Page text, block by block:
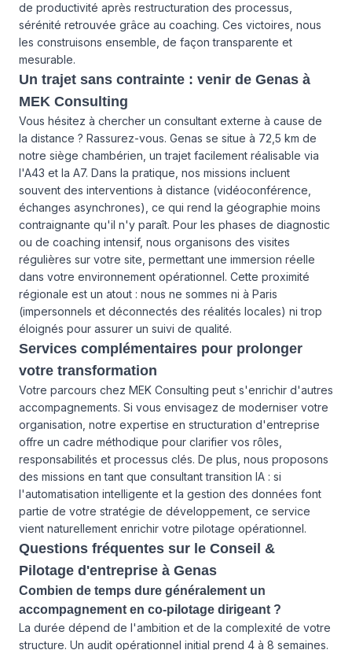
de productivité après restructuration des processus,
sérénité retrouvée grâce au coaching. Ces victoires, nous
les construisons ensemble, de façon transparente et
mesurable.
Un trajet sans contrainte : venir de Genas à
MEK Consulting
Vous hésitez à chercher un consultant externe à cause de
la distance ? Rassurez-vous. Genas se situe à 72,5 km de
notre siège chambérien, un trajet facilement réalisable via
l'A43 et la A7. Dans la pratique, nos missions incluent
souvent des interventions à distance (vidéoconférence,
échanges asynchrones), ce qui rend la géographie moins
contraignante qu'il n'y paraît. Pour les phases de diagnostic
ou de coaching intensif, nous organisons des visites
régulières sur votre site, permettant une immersion réelle
dans votre environnement opérationnel. Cette proximité
régionale est un atout : nous ne sommes ni à Paris
(impersonnels et déconnectés des réalités locales) ni trop
éloignés pour assurer un suivi de qualité.
Services complémentaires pour prolonger
votre transformation
Votre parcours chez MEK Consulting peut s'enrichir d'autres
accompagnements. Si vous envisagez de moderniser votre
organisation, notre expertise en structuration d'entreprise
offre un cadre méthodique pour clarifier vos rôles,
responsabilités et processus clés. De plus, nous proposons
des missions en tant que consultant transition IA : si
l'automatisation intelligente et la gestion des données font
partie de votre stratégie de développement, ce service
vient naturellement enrichir votre pilotage opérationnel.
Questions fréquentes sur le Conseil &
Pilotage d'entreprise à Genas
Combien de temps dure généralement un
accompagnement en co-pilotage dirigeant ?
La durée dépend de l'ambition et de la complexité de votre
structure. Un audit opérationnel initial prend 4 à 8 semaines.